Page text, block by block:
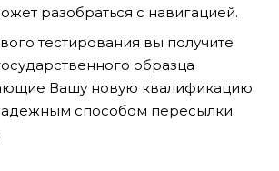
разобраться с навигацией.
тестирования вы получите
образца
Вашу новую квалификацию
способом пересылки